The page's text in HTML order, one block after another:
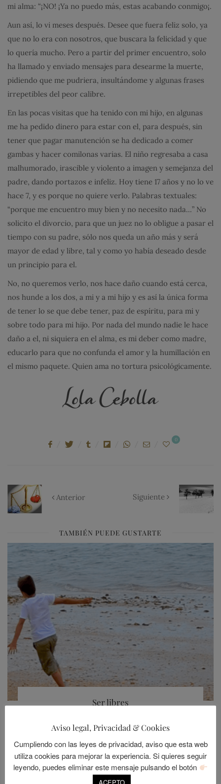
mi alma: “¡NO! ¡Ya no puedo más, estas acabando conmigo¡.
Aun así, lo vi meses después. Desee que fuera feliz solo, ya
que no lo era con nosotros, que buscara la felicidad y que
lo quería mucho. Pero a partir del primer encuentro, solo
ha llamado y enviado mensajes para desearme la muerte,
pidiendo que me pudriera, insultándome y algunas frases
irrepetibles del peor calibre.
En las pocas visitas que ha tenido con mi hijo, en algunas
me ha pedido dinero para estar con el, para después, sin
tener que pagar manutención se ha dedicado a comer
gambas y hacer comilonas varias. El niño regresaba a casa
malhumorado, irascible y violento a imagen y semejanza del
padre, dando portazos e infeliz. Hoy tiene 17 años y no lo ve
hace 7, y es porque no quiere verlo. Palabras textuales:
“porque me encuentro muy bien y no necesito nada…” No
solicito el divorcio, para que un juez no lo obligue a pasar el
tiempo con su padre, sólo nos queda un año más y será
mayor de edad y libre, tal y como yo había deseado desde
un principio para el.
No, no queremos verlo, nos hace daño cuando está cerca,
nos hunde a los dos, a mi y a mi hijo y es así la única forma
de tener lo se que debe tener, paz de espíritu, para mi y
sobre todo para mi hijo. Por nada del mundo nadie le hace
daño a el, ni siquiera en el alma, es mi deber como madre,
educarlo para que no confunda el amor y la humillación en
el mismo paquete. Quien ama no tortura psicológicamente.
0
Anterior Siguiente
TAMBIÉN PUEDE GUSTARTE
Ser libres
ON
9 COMMENTS
Aviso legal, Privacidad & Cookies
Cumpliendo con las leyes de privacidad, aviso que esta web
utiliza cookies para mejorar la experiencia. Si quieres seguir
leyendo, puedes eliminar este mensaje pulsando el botón